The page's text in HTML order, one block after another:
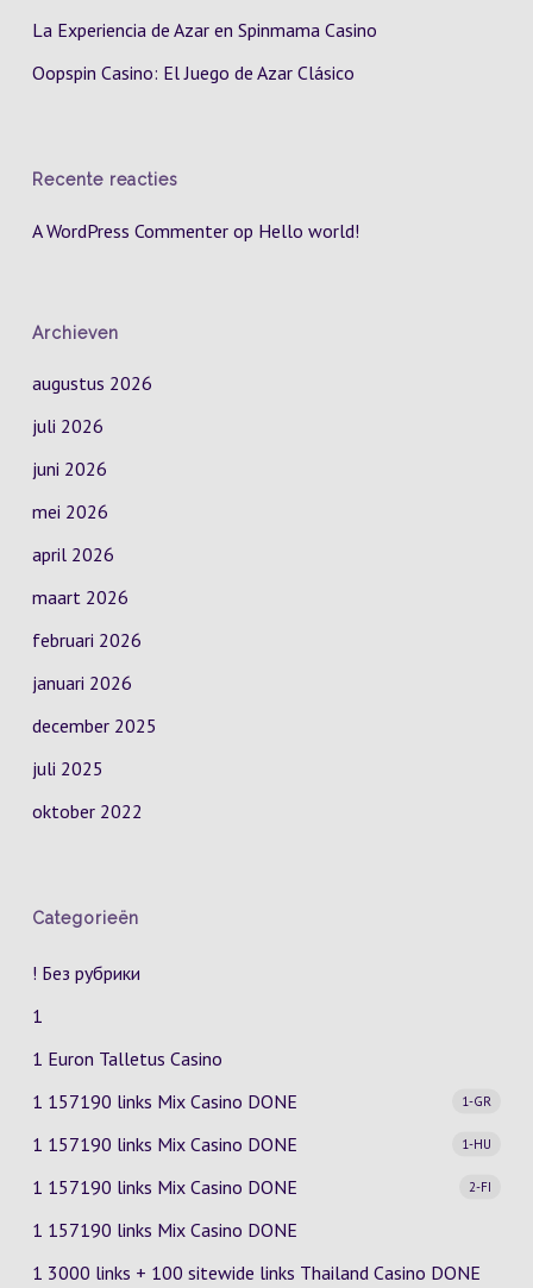
La Experiencia de Azar en Spinmama Casino
Oopspin Casino: El Juego de Azar Clásico
Recente reacties
A WordPress Commenterop Hello world!
Archieven
augustus 2026
juli 2026
juni 2026
mei 2026
april 2026
maart 2026
februari 2026
januari 2026
december 2025
juli 2025
oktober 2022
Categorieën
! Без рубрики
1
1 Euron Talletus Casino
1 157190 links Mix Casino
1-GR
DONE
1 157190 links Mix Casino
1-HU
DONE
1 157190 links Mix Casino
2-FI
DONE
1 157190 links Mix Casino DONE
1 3000 links + 100 sitewide links Thailand Casino DONE